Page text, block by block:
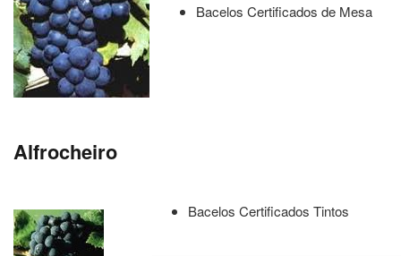
Bacelos Certificados de Mesa
Alfrocheiro
Bacelos Certificados Tintos